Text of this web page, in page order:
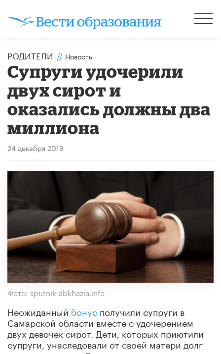
РОДИТЕЛИ // Новость
Супруги удочерили
двух сирот и
оказались должны два
миллиона
24 декабря 2019
Фото: sputnik-abkhazia.info
Неожиданный бонус получили супруги в
Самарской области вместе с удочерением
двух девочек-сирот. Дети, которых приютили
супруги, унаследовали от своей матери долг